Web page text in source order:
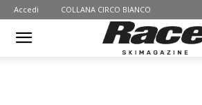
Accedi COLLANA CIRCO BIANCO